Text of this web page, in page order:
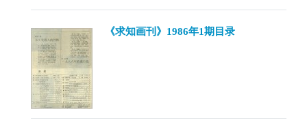
《求知画刊》1986年1期目录